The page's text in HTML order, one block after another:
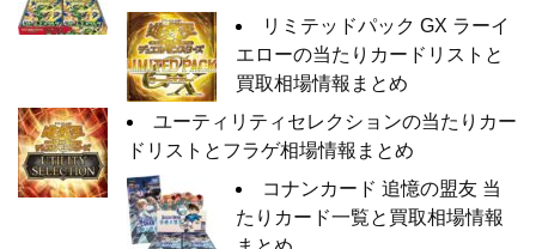
リミテッドパック GX ラーイ
エローの当たりカードリストと
買取相場情報まとめ
ユーティリティセレクションの当たりカー
ドリストとフラゲ相場情報まとめ
コナンカード 追憶の盟友 当
たりカード一覧と買取相場情報